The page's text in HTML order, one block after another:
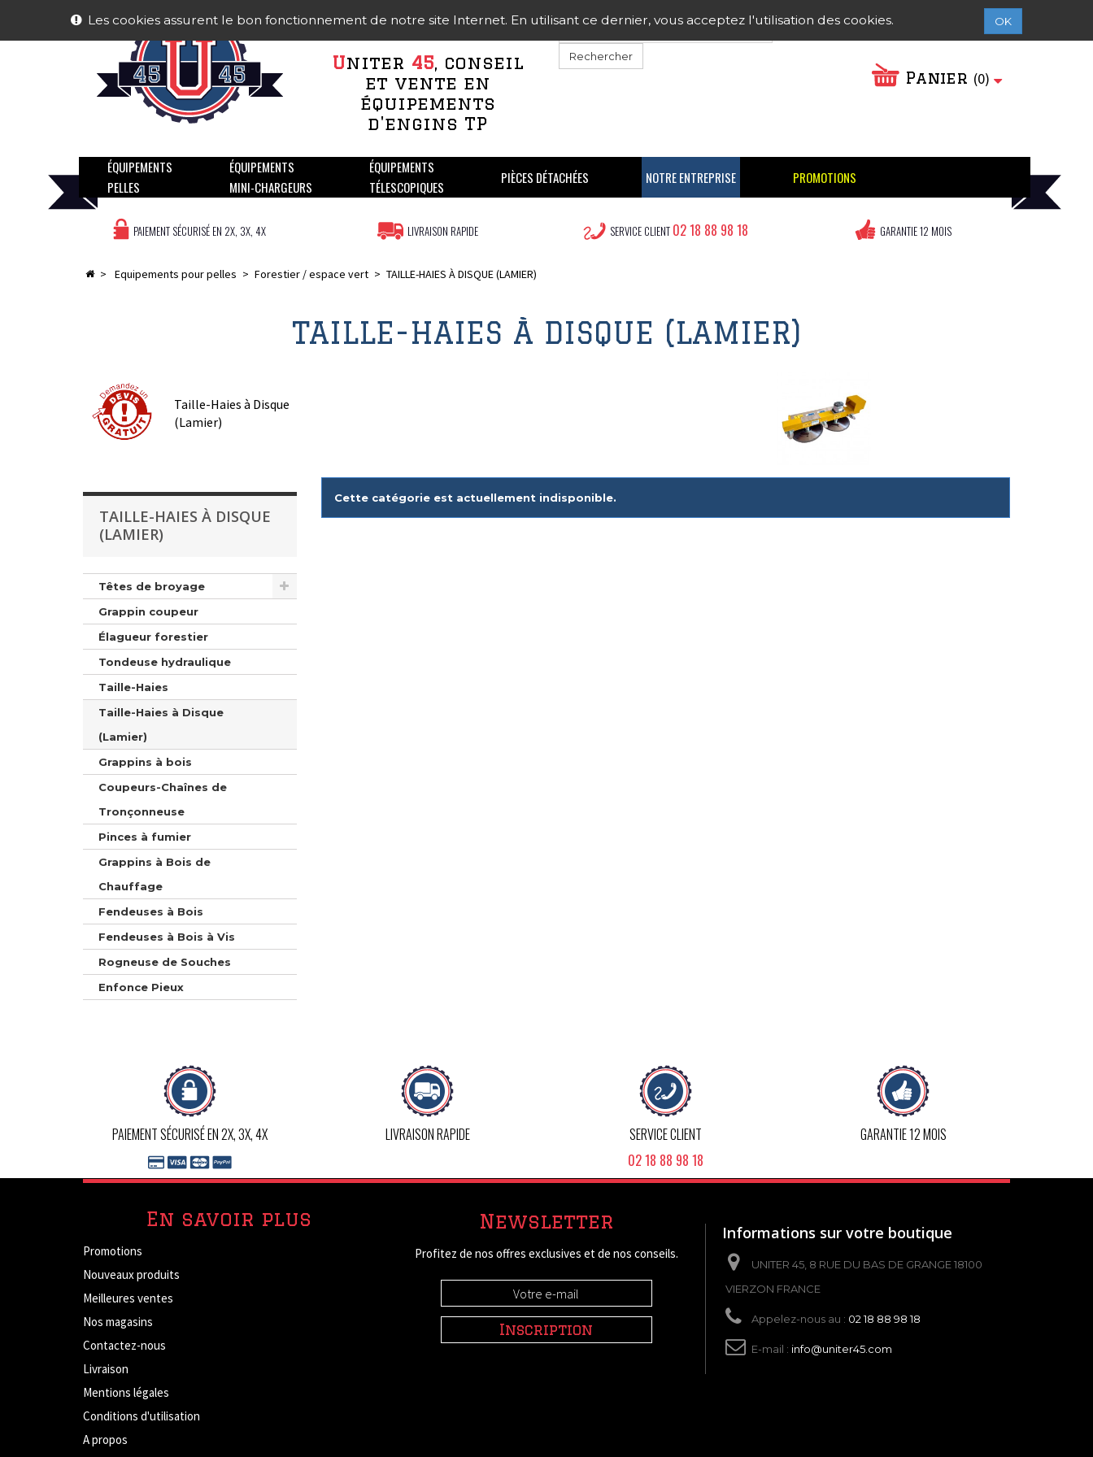
Connexion
Uniter 45, conseil
et vente en
équipements
d'engins TP
Panier (0)
Rechercher
ÉQUIPEMENTS
PELLES
ÉQUIPEMENTS
MINI-CHARGEURS
ÉQUIPEMENTS
TÉLESCOPIQUES
PIÈCES DÉTACHÉES NOTRE ENTREPRISE PROMOTIONS
PAIEMENT SÉCURISÉ EN 2X, 3X, 4X LIVRAISON RAPIDE SERVICE CLIENT 02 18 88 98 18 GARANTIE 12 MOIS
Les cookies assurent le bon fonctionnement de notre site Internet. En utilisant ce dernier, vous acceptez l'utilisation des cookies. OK
> equipements pour pelles > forestier / espace vert > TAILLE-HAIES À DISQUE (LAMIER)
TAILLE-HAIES À DISQUE (LAMIER)
Taille-Haies à Disque
(Lamier)
TAILLE-HAIES À DISQUE
(LAMIER)
Têtes de broyage
Grappin coupeur
Élagueur forestier
Tondeuse hydraulique
Taille-Haies
Taille-Haies à Disque
(Lamier)
Grappins à bois
Coupeurs-Chaînes de
Tronçonneuse
Pinces à fumier
Grappins à Bois de
Chauffage
Fendeuses à Bois
Fendeuses à Bois à Vis
Rogneuse de Souches
Enfonce Pieux
Cette catégorie est actuellement indisponible.
PAIEMENT SÉCURISÉ EN 2X, 3X, 4X LIVRAISON RAPIDE
SERVICE CLIENT
02 18 88 98 18
GARANTIE 12 MOIS
En savoir plus
Promotions
Nouveaux produits
Meilleures ventes
Nos magasins
Contactez-nous
Livraison
Mentions légales
Conditions d'utilisation
A propos
Newsletter
Profitez de nos offres exclusives et de nos conseils.
Inscription
Informations sur votre boutique
UNITER 45, 8 RUE DU BAS DE GRANGE 18100
VIERZON FRANCE
Appelez-nous au : 02 18 88 98 18
E-mail : info@uniter45.com
Ne plus afficher ce message